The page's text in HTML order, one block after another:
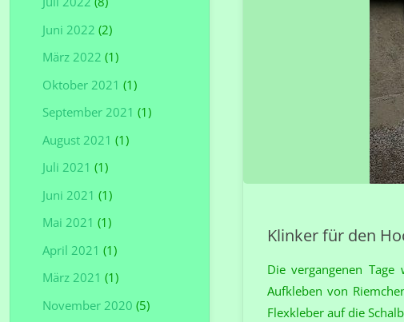
Klinker für den
Die vergangenen
Aufkleben von
Flexkleber auf die
Juni 2022 (2)
März 2022 (1)
Oktober 2021 (1)
September 2021 (1)
August 2021 (1)
Juli 2021 (1)
Juni 2021 (1)
Mai 2021 (1)
April 2021 (1)
März 2021 (1)
November 2020 (5)